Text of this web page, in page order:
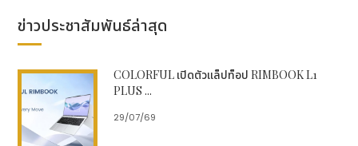
4.
Bee-th.com เปิดให้ทดลองปั้มไลค์ฟรีและเพิ่มวิวฟรี
สำหรับผู้ใช้ใหม่ ทำให้คุณมั่นใจในคุณภาพก่อนตัดสินใจใช้
งานจริง
ข่าวประชาสัมพันธ์ล่าสุด
COLORFUL เปิดตัวแล็ปท็อป RIMBOOK L1
PLUS ...
29/07/69